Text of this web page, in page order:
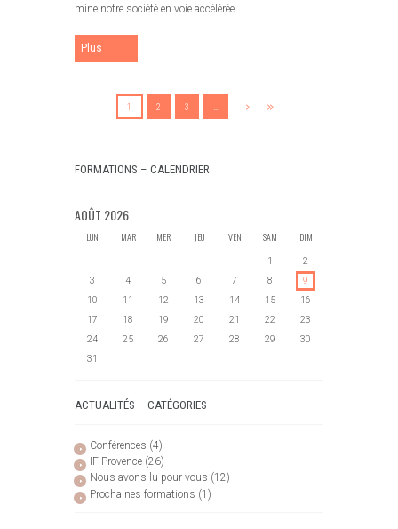
mine notre société en voie accélérée
Plus
1 2 3 …
FORMATIONS – CALENDRIER
AOÛT 2026
LUN MAR MER JEU VEN SAM DIM
1
2
3
4 5 6 7 8
9
10
11 12 13 14 15
16
17
18 19 20 21 22
23
24
25 26 27 28 29
30
31
ACTUALITÉS – CATÉGORIES
Conférences (4)
IF Provence(26)
Nous avons lu pour vous (12)
Prochaines formations (1)